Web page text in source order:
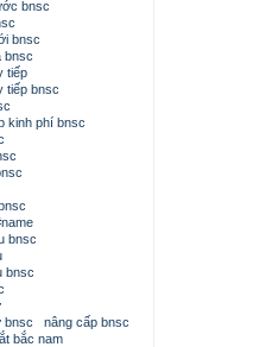
bnsc
bnsc
bnsc
tiếp
tiếp bnsc
kinh phí bnsc
bnsc
bnsc
bnsc
nâng cấp bnsc
bắc nam